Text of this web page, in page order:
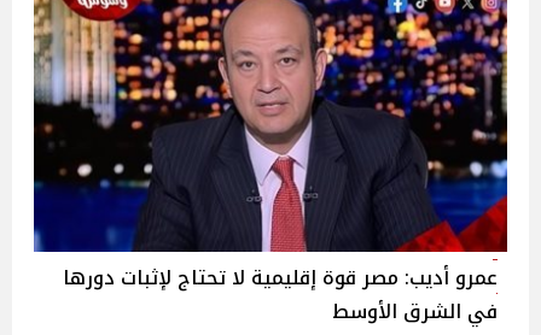
عمرو أديب: مصر قوة إقليمية لا تحتاج لإثبات دورها
في الشرق الأوسط